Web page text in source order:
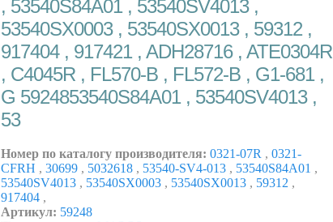
, 53540S84A01 , 53540SV4013 ,
53540SX0003 , 53540SX0013 , 59312 ,
917404 , 917421 , ADH28716 , ATE0304R
, C4045R , FL570-B , FL572-B , G1-681 ,
G 5924853540S84A01 , 53540SV4013 ,
53
Номер по каталогу производителя: 0321-07R , 0321-
CFRH , 30699 , 5032618 , 53540-SV4-013 , 53540S84A01 ,
53540SV4013 , 53540SX0003 , 53540SX0013 , 59312 ,
917404 ,
Артикул: 59248